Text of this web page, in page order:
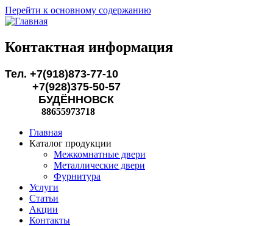
Перейти к основному содержанию
Контактная информация
Тел. +7(918)873-77-10
+7(928)375-50-57
БУДЁННОВСК
88655973718
Главная
Каталог продукции
Межкомнатные двери
Металлические двери
Фурнитура
Услуги
Статьи
Акции
Контакты